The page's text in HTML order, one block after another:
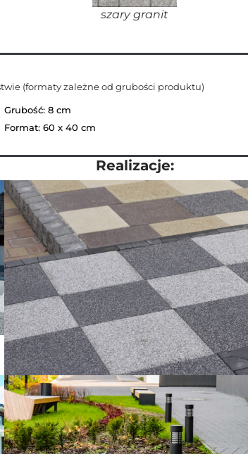
szary granit
(formaty zależne od grubości produktu)
Grubość: 8 cm
Format: 60 x 40 cm
Realizacje: